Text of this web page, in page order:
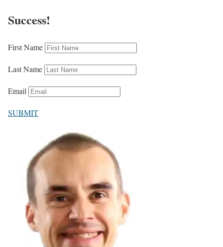
Success!
First Name
Last Name
Email
SUBMIT